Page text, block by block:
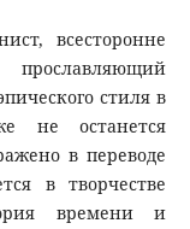
всесторонне
стиля в
не останется
в переводе
в творчестве
времени и